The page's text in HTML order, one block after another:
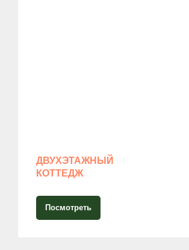
ДВУХЭТАЖНЫЙ
КОТТЕДЖ
Посмотреть